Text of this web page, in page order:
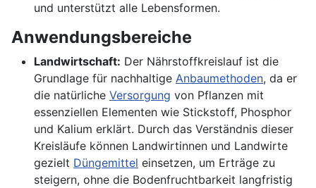
und unterstützt alle Lebensformen.
Anwendungsbereiche
Landwirtschaft: Der Nährstoffkreislauf ist die
Grundlage für nachhaltige Anbaumethoden, da er
die natürliche Versorgung von Pflanzen mit
essenziellen Elementen wie Stickstoff, Phosphor
und Kalium erklärt. Durch das Verständnis dieser
Kreisläufe können Landwirtinnen und Landwirte
gezielt Düngemittel einsetzen, um Erträge zu
steigern, ohne die Bodenfruchtbarkeit langfristig